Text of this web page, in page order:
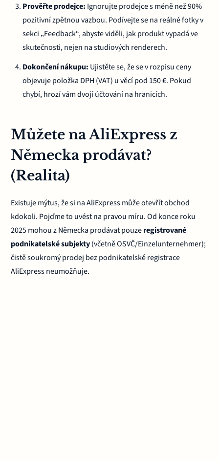
Prověřte prodejce: Ignorujte prodejce s méně než 90%
pozitivní zpětnou vazbou. Podívejte se na reálné fotky v
sekci „Feedback“, abyste viděli, jak produkt vypadá ve
skutečnosti, nejen na studiových renderech.
Dokončení nákupu: Ujistěte se, že se v rozpisu ceny
objevuje položka DPH (VAT) u věcí pod 150 €. Pokud
chybí, hrozí vám dvojí účtování na hranicích.
Můžete na AliExpress z
Německa prodávat?
(Realita)
Existuje mýtus, že si na AliExpress může otevřít obchod
kdokoli. Pojďme to uvést na pravou míru. Od konce roku
2025 mohou z Německa prodávat pouzeregistrované
podnikatelské subjekty(včetně OSVČ/Einzelunternehmer);
čistě soukromý prodej bez podnikatelské registrace
AliExpress neumožňuje.